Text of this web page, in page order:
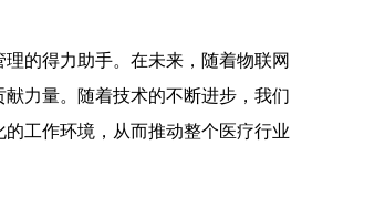
的得力助手。在未来，随着物联网
力量。随着技术的不断进步，我们
工作环境，从而推动整个医疗行业